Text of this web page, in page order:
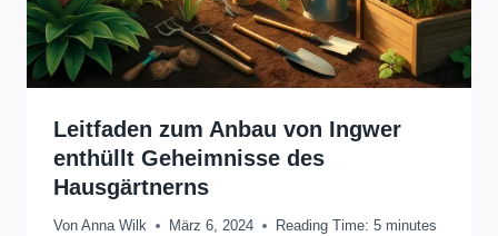
Leitfaden zum Anbau von Ingwer
enthüllt Geheimnisse des
Hausgärtnerns
Von Anna Wilk März 6, 2024 Reading Time: 5 minutes